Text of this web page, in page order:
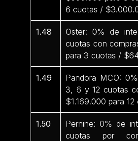
6 cuotas /
1.48
Oster: 0% de
cuotas con
para 3 cuotas /
1.49
Pandora MCO:
3, 6 y 12 cuotas
$1.169.000 para 12
1.50
Pernine: 0% de
cuotas por